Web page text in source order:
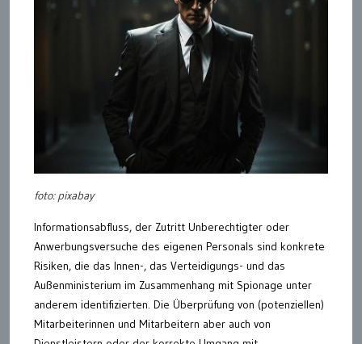
foto: pixabay
Informationsabfluss, der Zutritt Unberechtigter oder
Anwerbungsversuche des eigenen Personals sind konkrete
Risiken, die das Innen-, das Verteidigungs- und das
Außenministerium im Zusammenhang mit Spionage unter
anderem identifizierten. Die Überprüfung von (potenziellen)
Mitarbeiterinnen und Mitarbeitern aber auch von